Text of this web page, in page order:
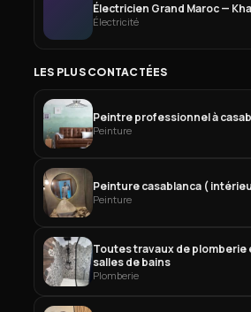
Électricien Grand Maroc —
Électricité
LES PLUS CONTACTÉES
Peintre professionnel à
Peinture
Peinture casablanca (
Peinture
Toutes travaux de
salles de bains
Plomberie